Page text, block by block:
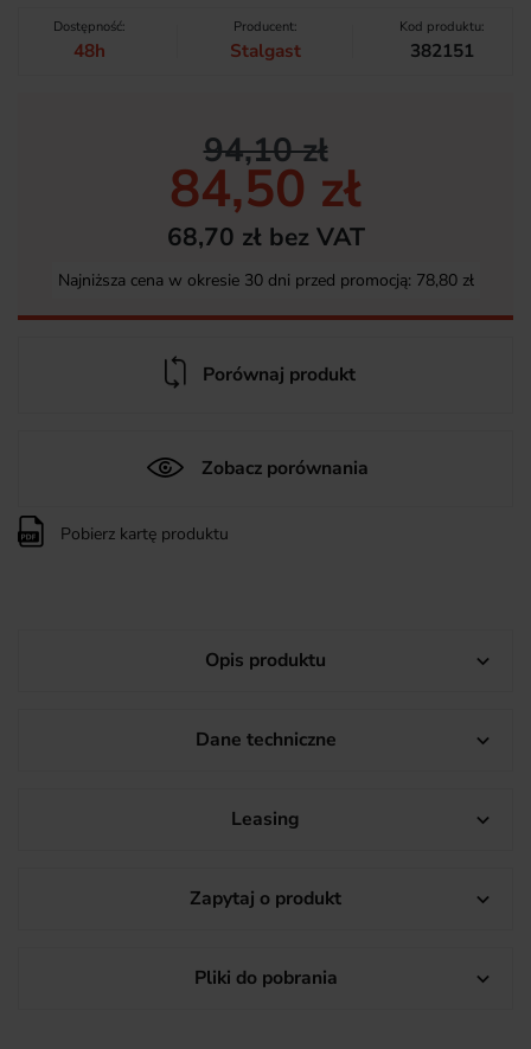
Dostępność:
48h
Producent:
Stalgast
Kod produktu:
382151
94,10 zł
84,50 zł
68,70 zł bez VAT
Najniższa cena w okresie 30 dni przed promocją: 78,80 zł
Porównaj produkt
Zobacz porównania
Pobierz kartę produktu
Opis produktu 
Dane techniczne 
Leasing 
Zapytaj o produkt 
Pliki do pobrania 